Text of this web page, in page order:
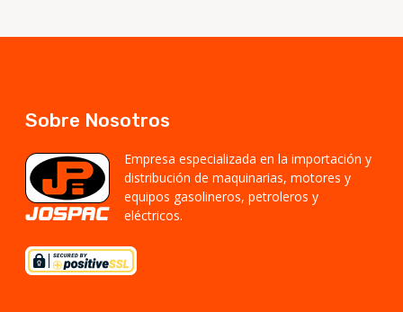
Sobre Nosotros
Empresa especializada en la importación y
distribución de maquinarias, motores y
equipos gasolineros, petroleros y
eléctricos.